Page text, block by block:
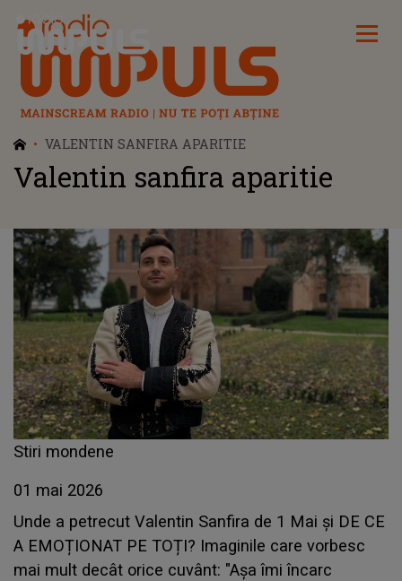
Radio Impuls
VALENTIN SANFIRA APARITIE
Valentin sanfira aparitie
Stiri mondene
01 mai 2026
Unde a petrecut Valentin Sanfira de 1 Mai și DE CE
A EMOȚIONAT PE TOȚI? Imaginile care vorbesc
mai mult decât orice cuvânt: "Așa îmi încarc